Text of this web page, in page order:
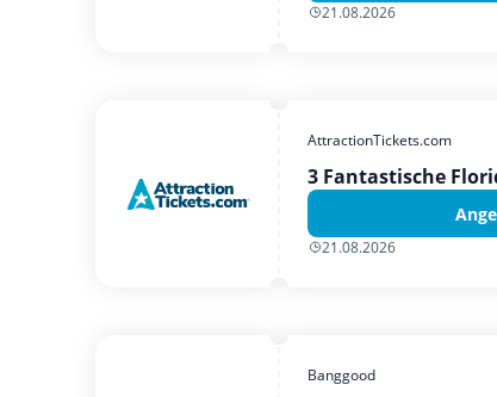
21.08.2026
AttractionTickets.com
3 Fantastische
21.08.2026
Banggood